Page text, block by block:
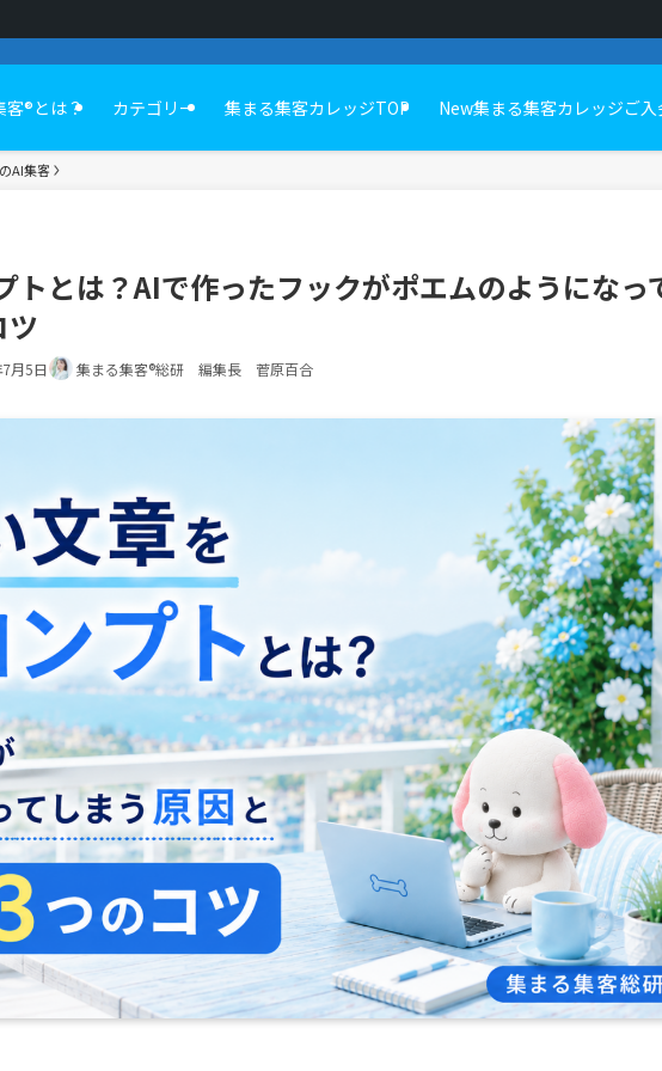
客®️とは？ カテゴリー 集まる集客カレッジTOP New集まる集客カレッジご入
AI集客
トとは？AIで作ったフックがポエムのようになっ
ツ
月5日 集まる集客®総研 編集長 菅原百合